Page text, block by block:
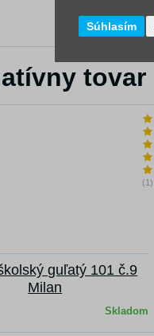
Skladom
tovar
(1)
guľatý 101 č.9
Milan
Skladom
Súhlasím